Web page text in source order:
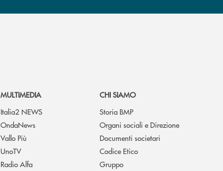
MULTIMEDIA
Italia2 NEWS
OndaNews
Vallo Più
UnoTV
Radio Alfa
CHI SIAMO
Storia BMP
Organi sociali e Direzione
Documenti societari
Codice Etico
Gruppo